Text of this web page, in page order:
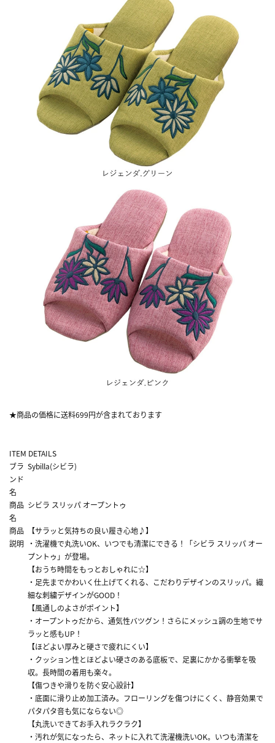
★商品の価格に送料699円が含まれております
ITEM DETAILS
ブラ
ンド
名
Sybilla(シビラ)
商品
名
シビラ スリッパ オープントゥ
商品
説明
【サラッと気持ちの良い履き心地♪】
・洗濯機で丸洗いOK、いつでも清潔にできる！「シビラ スリッパ オー
プントゥ」が登場。
【おうち時間をもっとおしゃれに☆】
・足先までかわいく仕上げてくれる、こだわりデザインのスリッパ。繊
細な刺繍デザインがGOOD！
【風通しのよさがポイント】
・オープントゥだから、通気性バツグン！さらにメッシュ調の生地でサ
ラッと感もUP！
【ほどよい厚みと硬さで疲れにくい】
・クッション性とほどよい硬さのある底板で、足裏にかかる衝撃を吸
収。長時間の着用も楽々。
【傷つきや滑りを防ぐ安心設計】
・底面に滑り止め加工済み。フローリングを傷つけにくく、静音効果で
パタパタ音も気にならない◎
【丸洗いできてお手入れラクラク】
・汚れが気になったら、ネットに入れて洗濯機洗いOK。いつも清潔を